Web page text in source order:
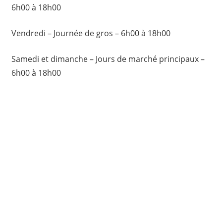
6h00 à 18h00
Vendredi – Journée de gros – 6h00 à 18h00
Samedi et dimanche – Jours de marché principaux –
6h00 à 18h00